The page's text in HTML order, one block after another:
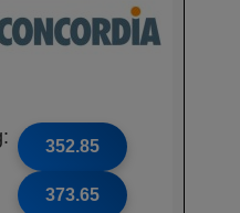
352.85
373.65